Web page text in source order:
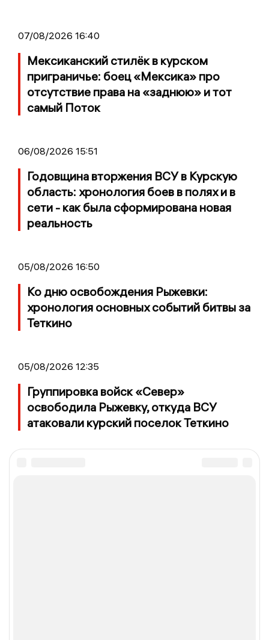
07/08/2026 16:40
Мексиканский стилёк в курском
приграничье: боец «Мексика» про
отсутствие права на «заднюю» и тот
самый Поток
06/08/2026 15:51
Годовщина вторжения ВСУ в Курскую
область: хронология боев в полях и в
сети - как была сформирована новая
реальность
05/08/2026 16:50
Ко дню освобождения Рыжевки:
хронология основных событий битвы за
Теткино
05/08/2026 12:35
Группировка войск «Север»
освободила Рыжевку, откуда ВСУ
атаковали курский поселок Теткино